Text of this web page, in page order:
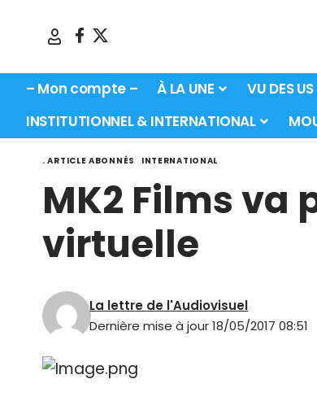
– Mon compte – À LA UNE VU DES US
INSTITUTIONNEL & INTERNATIONAL
. ARTICLE ABONNÉS INTERNATIONAL
MK2 Films va
virtuelle
Dernière mise à jour 18/05/2017 08:51
La lettre de l'Audiovisuel